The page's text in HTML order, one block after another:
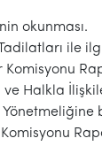
okunması.
Tadilatları ile
ve Halkla
Yönetmeliğine